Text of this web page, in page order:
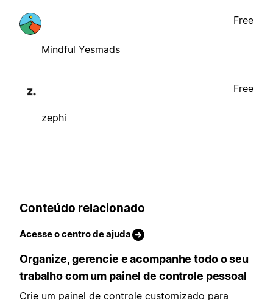
Mindful Yesmads
Free
zephi
Free
Conteúdo relacionado
Acesse o centro de ajuda
Organize, gerencie e acompanhe todo o seu
trabalho com um painel de controle pessoal
Crie um painel de controle customizado para